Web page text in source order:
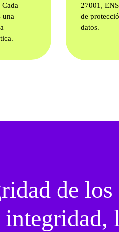
una
27001,
de
datos.
de
integridad,